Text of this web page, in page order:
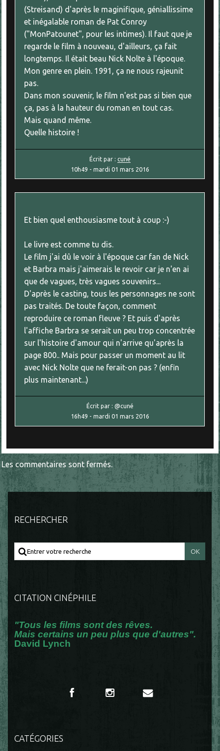
(Streisand) d'après le maginifique, géniallissime
et inégalable roman de Pat Conroy
("MonPatounet", pour les intimes). Il faut que je
regarde le film à nouveau, d'ailleurs, ça fait
longtemps. Il était beau Nick Nolte à l'époque.
Mon genre en plein. 1991, ça ne nous rajeunit
pas.
Dans mon souvenir, le film n'est pas si bien que
ça, pas à la hauteur du roman en tout cas.
Mais quand même.
Quelle histoire !
Écrit par : cuné
10h49 - mardi 01 mars 2016
Et bien quel enthousiasme tout à coup :-)
Le livre est comme tu dis.
Le film j'ai dû le voir à l'époque car fan de Nick
et Barbra mais j'aimerais le revoir car je n'en ai
que de vagues, très vagues souvenirs...
D'après le casting, tous les personnages ne sont
pas traités. De toute façon, comment
reproduire ce roman fleuve ? Et puis d'après
l'affiche Barbra se serait un peu trop concentrée
sur l'histoire d'amour qui n'arrive qu'après la
page 800.. Mais pour passer un moment au lit
avec Nick Nolte que ne ferait-on pas ? (enfin
plus maintenant...)
Écrit par : @cuné
16h49 - mardi 01 mars 2016
Les commentaires sont fermés.
RECHERCHER
CITATION CINÉPHILE
"Tous les films sont des rêves.
Mais certains un peu plus que d'autres".
David Lynch
CATÉGORIES